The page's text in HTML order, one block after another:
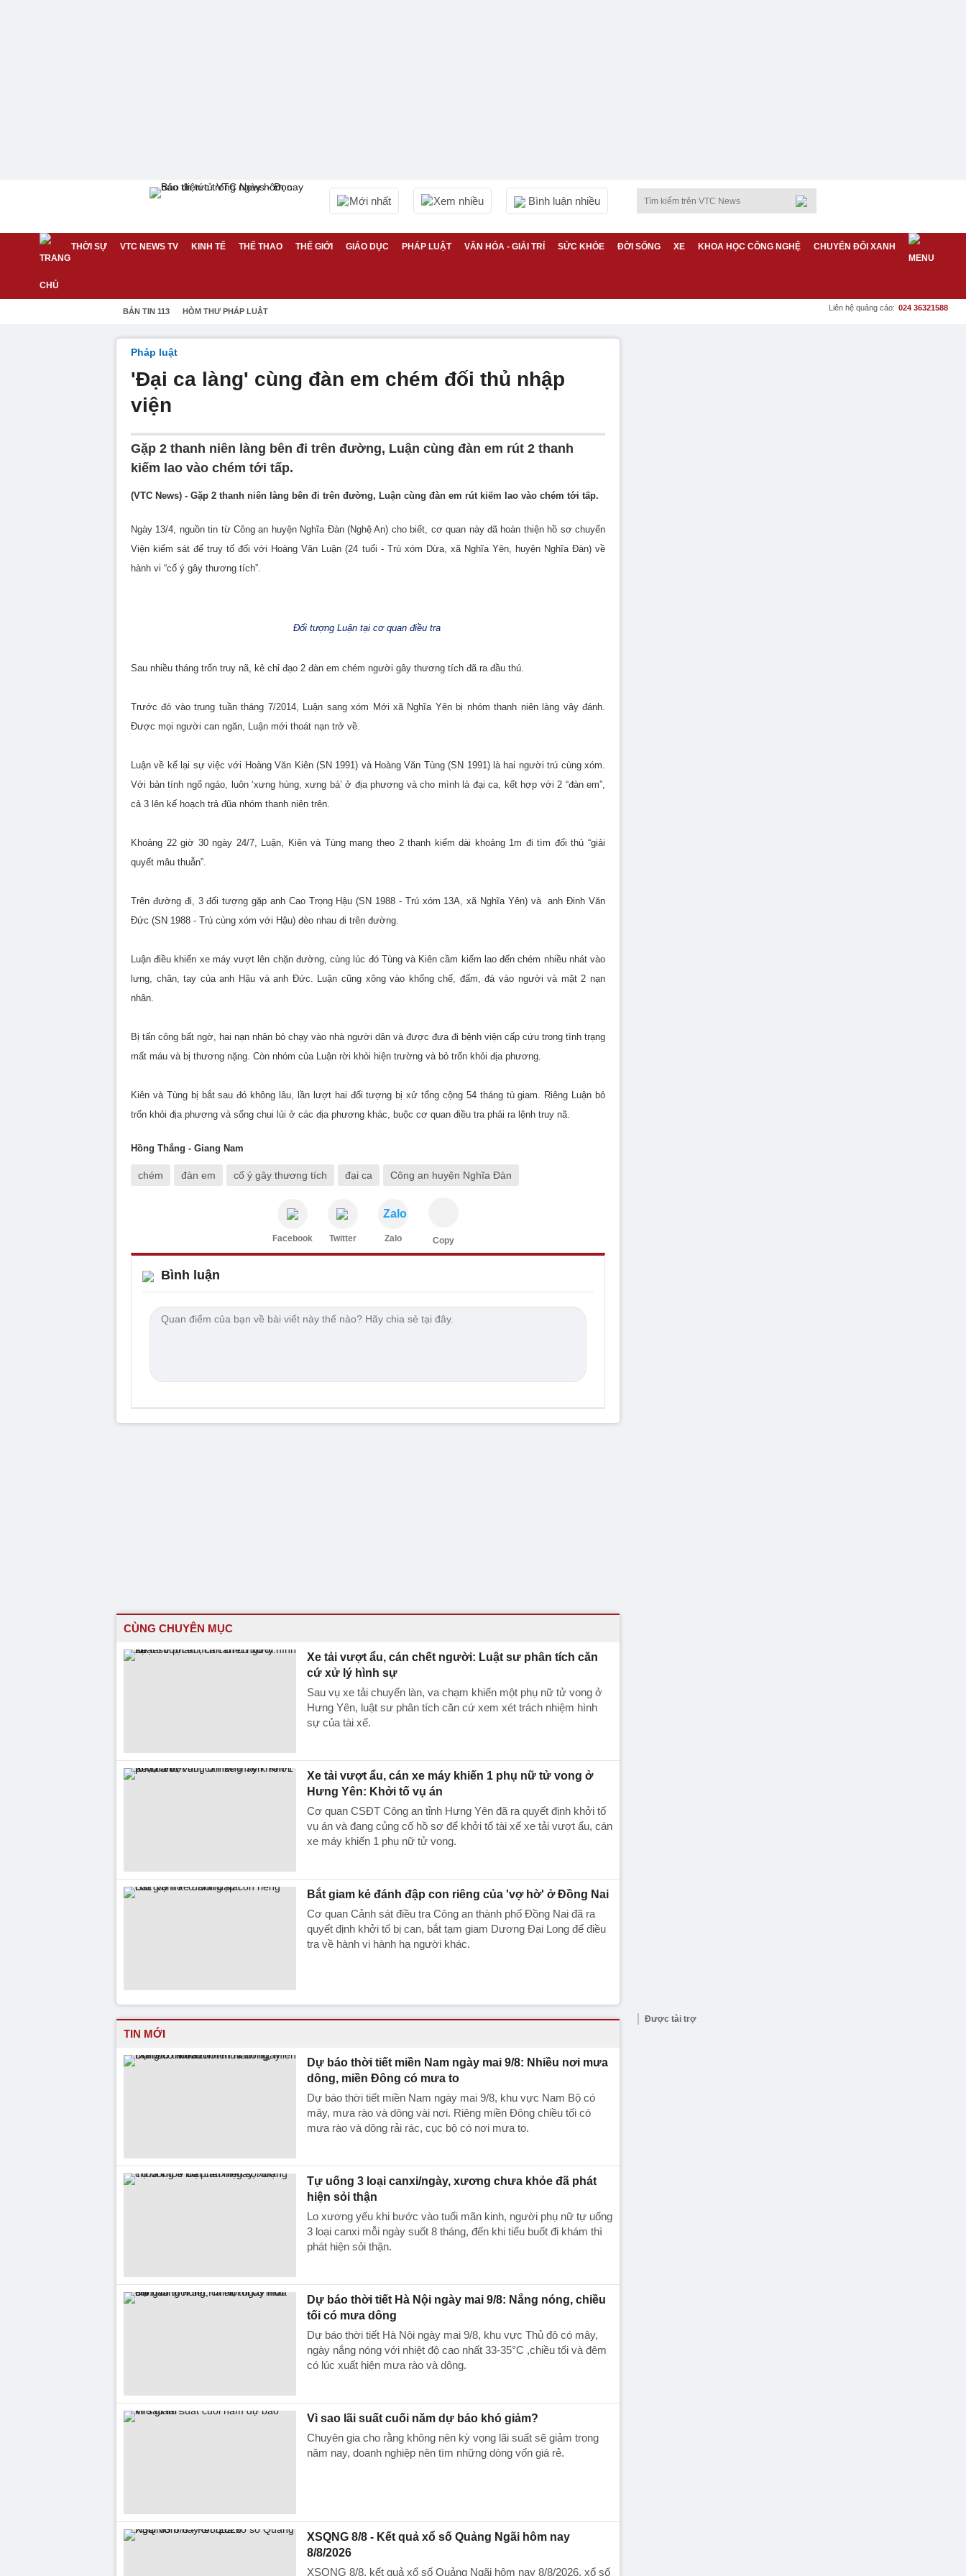
Mới nhất Xem nhiều Bình luận nhiều
THỜI SỰ VTC NEWS TV KINH TẾ THỂ THAO THẾ GIỚI GIÁO DỤC PHÁP LUẬT VĂN HÓA - GIẢI TRÍ SỨC KHỎE ĐỜI SỐNG XE KHOA HỌC CÔNG NGHỆ CHUYỂN ĐỔI XANH
BẢN TIN 113 HÒM THƯ PHÁP LUẬT Liên hệ quảng cáo: 024 36321588
Pháp luật
'Đại ca làng' cùng đàn em chém đối thủ nhập
viện
Gặp 2 thanh niên làng bên đi trên đường, Luận cùng đàn em rút 2 thanh
kiếm lao vào chém tới tấp.
(VTC News) - Gặp 2 thanh niên làng bên đi trên đường, Luận cùng đàn em rút kiếm lao vào chém tới tấp.
Ngày 13/4, nguồn tin từ Công an huyện Nghĩa Đàn (Nghệ An) cho biết, cơ quan này đã hoàn thiện hồ sơ chuyển
Viện kiểm sát để truy tố đối với Hoàng Văn Luận (24 tuổi - Trú xóm Dừa, xã Nghĩa Yên, huyện Nghĩa Đàn) về
hành vi “cố ý gây thương tích”.
Đối tượng Luận tại cơ quan điều tra
Sau nhiều tháng trốn truy nã, kẻ chỉ đạo 2 đàn em chém người gây thương tích đã ra đầu thú.
Trước đó vào trung tuần tháng 7/2014, Luận sang xóm Mới xã Nghĩa Yên bị nhóm thanh niên làng vây đánh.
Được mọi người can ngăn, Luận mới thoát nạn trở về.
Luận về kể lại sự việc với Hoàng Văn Kiên (SN 1991) và Hoàng Văn Tùng (SN 1991) là hai người trú cùng xóm.
Với bản tính ngổ ngáo, luôn ‘xưng hùng, xưng bá’ ở địa phương và cho mình là đại ca, kết hợp với 2 “đàn em”,
cả 3 lên kế hoạch trả đũa nhóm thanh niên trên.
Khoảng 22 giờ 30 ngày 24/7, Luận, Kiên và Tùng mang theo 2 thanh kiếm dài khoảng 1m đi tìm đối thủ “giải
quyết mâu thuẫn”.
Trên đường đi, 3 đối tượng gặp anh Cao Trọng Hậu (SN 1988 - Trú xóm 13A, xã Nghĩa Yên) và anh Đinh Văn
Đức (SN 1988 - Trú cùng xóm với Hậu) đèo nhau đi trên đường.
Luận điều khiển xe máy vượt lên chặn đường, cùng lúc đó Tùng và Kiên cầm kiếm lao đến chém nhiều nhát vào
lưng, chân, tay của anh Hậu và anh Đức. Luận cũng xông vào khống chế, đấm, đá vào người và mặt 2 nạn
nhân.
Bị tấn công bất ngờ, hai nạn nhân bỏ chạy vào nhà người dân và được đưa đi bệnh viện cấp cứu trong tình trạng
mất máu và bị thương nặng. Còn nhóm của Luận rời khỏi hiện trường và bỏ trốn khỏi địa phương.
Kiên và Tùng bị bắt sau đó không lâu, lần lượt hai đối tượng bị xử tổng cộng 54 tháng tù giam. Riêng Luận bỏ
trốn khỏi địa phương và sống chui lủi ở các địa phương khác, buộc cơ quan điều tra phải ra lệnh truy nã.
Hồng Thắng - Giang Nam
chém đàn em cố ý gây thương tích đại ca Công an huyện Nghĩa Đàn
Facebook Twitter
Zalo
Zalo Copy
Bình luận
CÙNG CHUYÊN MỤC
Xe tải vượt ẩu, cán chết người: Luật sư phân tích căn
cứ xử lý hình sự
Sau vụ xe tải chuyển làn, va chạm khiến một phụ nữ tử vong ở
Hưng Yên, luật sư phân tích căn cứ xem xét trách nhiệm hình
sự của tài xế.
Xe tải vượt ẩu, cán xe máy khiến 1 phụ nữ tử vong ở
Hưng Yên: Khởi tố vụ án
Cơ quan CSĐT Công an tỉnh Hưng Yên đã ra quyết định khởi tố
vụ án và đang củng cố hồ sơ để khởi tố tài xế xe tải vượt ẩu, cán
xe máy khiến 1 phụ nữ tử vong.
Bắt giam kẻ đánh đập con riêng của 'vợ hờ' ở Đồng Nai
Cơ quan Cảnh sát điều tra Công an thành phố Đồng Nai đã ra
quyết định khởi tố bị can, bắt tạm giam Dương Đại Long để điều
tra về hành vi hành hạ người khác.
TIN MỚI
Dự báo thời tiết miền Nam ngày mai 9/8: Nhiều nơi mưa
dông, miền Đông có mưa to
Dự báo thời tiết miền Nam ngày mai 9/8, khu vực Nam Bộ có
mây, mưa rào và dông vài nơi. Riêng miền Đông chiều tối có
mưa rào và dông rải rác, cục bộ có nơi mưa to.
Tự uống 3 loại canxi/ngày, xương chưa khỏe đã phát
hiện sỏi thận
Lo xương yếu khi bước vào tuổi mãn kinh, người phụ nữ tự uống
3 loại canxi mỗi ngày suốt 8 tháng, đến khi tiểu buốt đi khám thì
phát hiện sỏi thận.
Dự báo thời tiết Hà Nội ngày mai 9/8: Nắng nóng, chiều
tối có mưa dông
Dự báo thời tiết Hà Nội ngày mai 9/8, khu vực Thủ đô có mây,
ngày nắng nóng với nhiệt độ cao nhất 33-35°C ,chiều tối và đêm
có lúc xuất hiện mưa rào và dông.
Vì sao lãi suất cuối năm dự báo khó giảm?
Chuyên gia cho rằng không nên kỳ vọng lãi suất sẽ giảm trong
năm nay, doanh nghiệp nên tìm những dòng vốn giá rẻ.
XSQNG 8/8 - Kết quả xổ số Quảng Ngãi hôm nay
8/8/2026
XSQNG 8/8, kết quả xổ số Quảng Ngãi hôm nay 8/8/2026, xổ số
Được tài trợ